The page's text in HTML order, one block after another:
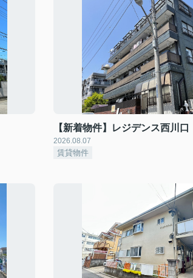
【新着物件】レジデンス西川口
2026.08.07
賃貸物件